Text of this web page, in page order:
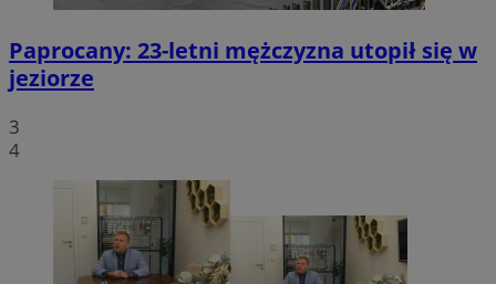
Paprocany: 23-letni mężczyzna utopił się w
jeziorze
3
4